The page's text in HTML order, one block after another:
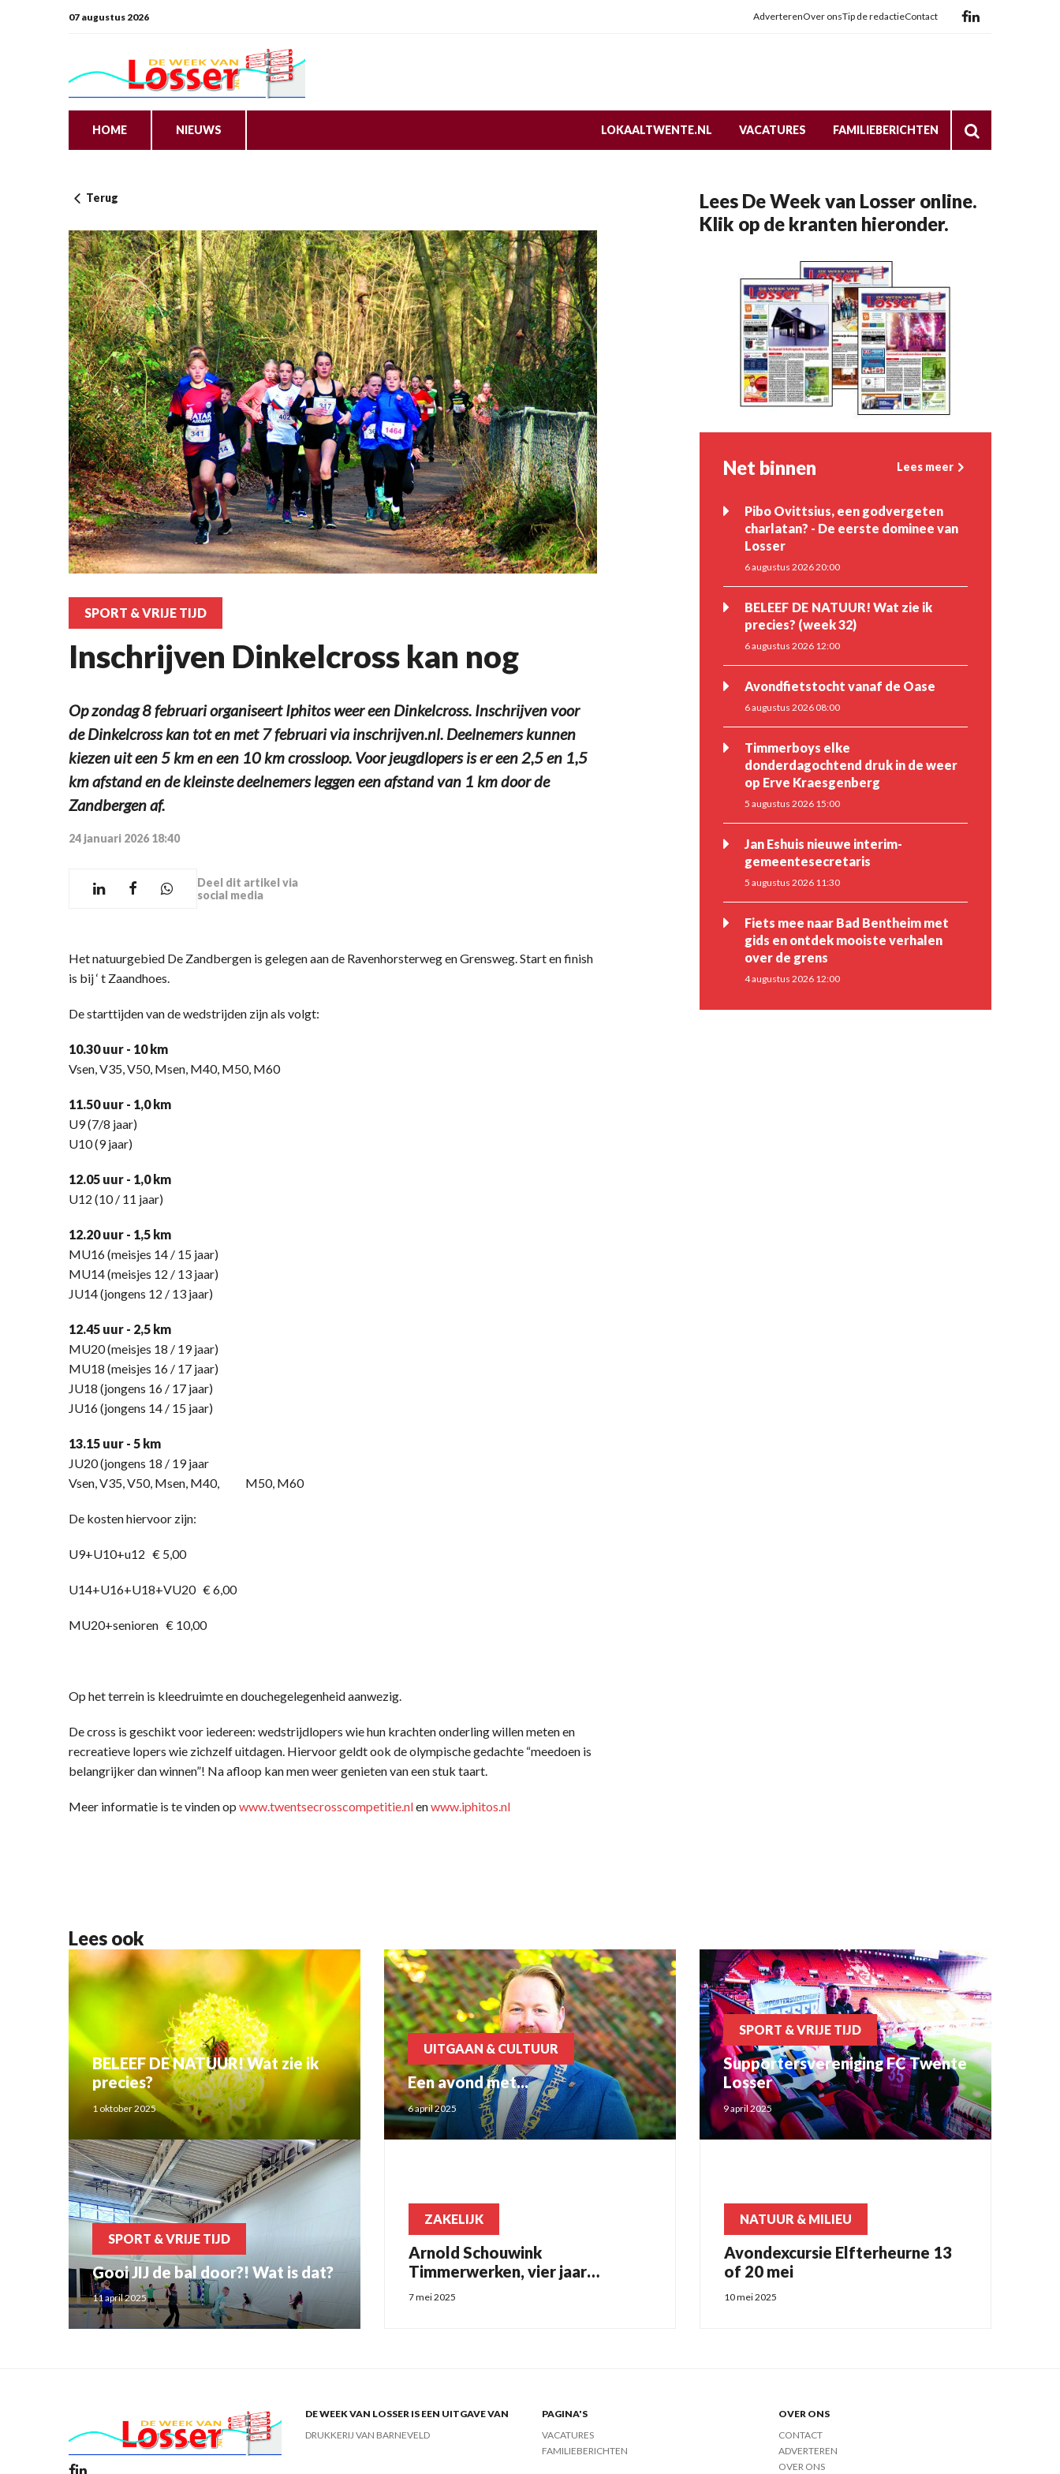
07 augustus 2026 AdverterenOver onsTip de redactieContact
HOME NIEUWS LOKAALTWENTE.NL VACATURES FAMILIEBERICHTEN
Terug
SPORT & VRIJE TIJD
Inschrijven Dinkelcross kan nog
Op zondag 8 februari organiseert Iphitos weer een Dinkelcross. Inschrijven voor
de Dinkelcross kan tot en met 7 februari via inschrijven.nl. Deelnemers kunnen
kiezen uit een 5 km en een 10 km crossloop. Voor jeugdlopers is er een 2,5 en 1,5
km afstand en de kleinste deelnemers leggen een afstand van 1 km door de
Zandbergen af.
24 januari 2026 18:40
Deel dit artikel via
social media
Het natuurgebied De Zandbergen is gelegen aan de Ravenhorsterweg en Grensweg. Start en finish
is bij ‘ t Zaandhoes.
De starttijden van de wedstrijden zijn als volgt:
10.30 uur - 10 km
Vsen, V35, V50, Msen, M40, M50, M60
11.50 uur - 1,0 km
U9 (7/8 jaar)
U10 (9 jaar)
12.05 uur - 1,0 km
U12 (10 / 11 jaar)
12.20 uur - 1,5 km
MU16 (meisjes 14 / 15 jaar)
MU14 (meisjes 12 / 13 jaar)
JU14 (jongens 12 / 13 jaar)
12.45 uur - 2,5 km
MU20 (meisjes 18 / 19 jaar)
MU18 (meisjes 16 / 17 jaar)
JU18 (jongens 16 / 17 jaar)
JU16 (jongens 14 / 15 jaar)
13.15 uur - 5 km
JU20 (jongens 18 / 19 jaar
Vsen, V35, V50, Msen, M40, M50, M60
De kosten hiervoor zijn:
U9+U10+u12 € 5,00
U14+U16+U18+VU20 € 6,00
MU20+senioren € 10,00
Op het terrein is kleedruimte en douchegelegenheid aanwezig.
De cross is geschikt voor iedereen: wedstrijdlopers wie hun krachten onderling willen meten en
recreatieve lopers wie zichzelf uitdagen. Hiervoor geldt ook de olympische gedachte “meedoen is
belangrijker dan winnen”! Na afloop kan men weer genieten van een stuk taart.
Meer informatie is te vinden op www.twentsecrosscompetitie.nlenwww.iphitos.nl
Lees De Week van Losser online.
Klik op de kranten hieronder.
Net binnen Lees meer
Pibo Ovittsius, een godvergeten
charlatan? - De eerste dominee van
Losser
6 augustus 2026 20:00
BELEEF DE NATUUR! Wat zie ik
precies? (week 32)
6 augustus 2026 12:00
Avondfietstocht vanaf de Oase
6 augustus 2026 08:00
Timmerboys elke
donderdagochtend druk in de weer
op Erve Kraesgenberg
5 augustus 2026 15:00
Jan Eshuis nieuwe interim-
gemeentesecretaris
5 augustus 2026 11:30
Fiets mee naar Bad Bentheim met
gids en ontdek mooiste verhalen
over de grens
4 augustus 2026 12:00
Lees ook
BELEEF DE NATUUR! Wat zie ik
precies?
1 oktober 2025
UITGAAN & CULTUUR
Een avond met...
6 april 2025
SPORT & VRIJE TIJD
Supportersvereniging FC Twente
Losser
9 april 2025
SPORT & VRIJE TIJD
Gooi JIJ de bal door?! Wat is dat?
11 april 2025
ZAKELIJK
Arnold Schouwink
Timmerwerken, vier jaar
vakmanschap aan de Pol
7 mei 2025
NATUUR & MILIEU
Avondexcursie Elfterheurne 13
of 20 mei
10 mei 2025
DE WEEK VAN LOSSER IS EEN UITGAVE VAN
DRUKKERIJ VAN BARNEVELD
PAGINA'S
VACATURES
FAMILIEBERICHTEN
OVER ONS
CONTACT
ADVERTEREN
OVER ONS